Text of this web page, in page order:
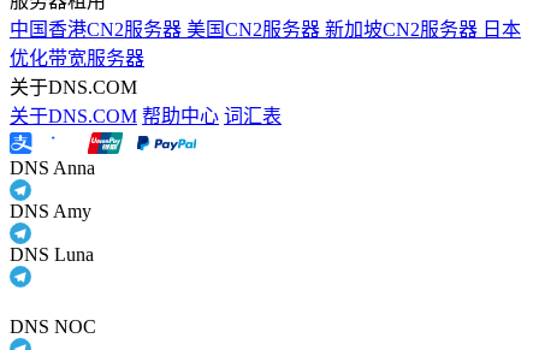
中国香港CN2服务器 美国CN2服务器 新加坡CN2服务器 日本
优化带宽服务器
关于DNS.COM
关于DNS.COM 帮助中心 词汇表
DNS Anna
DNS Amy
DNS Luna
DNS NOC